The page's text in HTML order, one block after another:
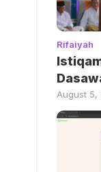
Rifaiyah
August 5,